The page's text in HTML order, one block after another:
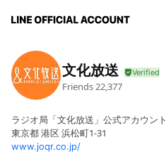
文化放送
Friends 22,377
ラジオ局「文化放送」公式アカウント
東京都 港区 浜松町1-31
www.joqr.co.jp/